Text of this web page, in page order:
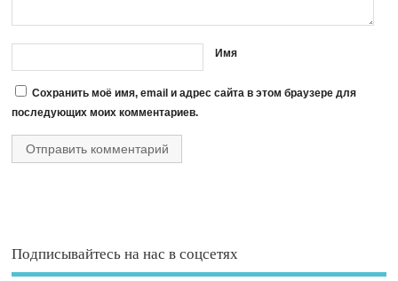
Имя
Сохранить моё имя, email и адрес сайта в этом браузере для
последующих моих комментариев.
Подписывайтесь на нас в соцсетях